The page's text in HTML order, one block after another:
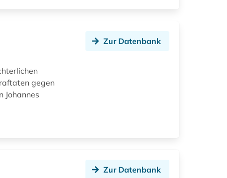
gegen
Johannes
Zur Datenbank
Zur Datenbank